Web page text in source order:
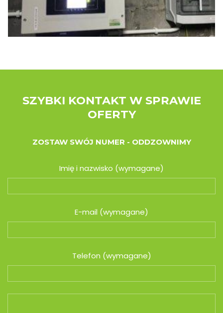
SZYBKI KONTAKT W SPRAWIE
OFERTY
ZOSTAW SWÓJ NUMER - ODDZOWNIMY
Imię i nazwisko (wymagane)
E-mail (wymagane)
Telefon (wymagane)